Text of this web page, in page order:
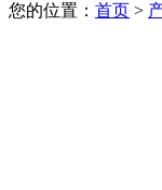
您的位置： 首页 >